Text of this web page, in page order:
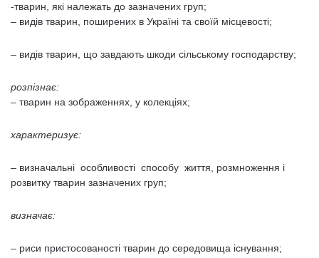
-тварин, які належать до зазначених груп;
– видів тварин, поширених в Україні та своїй місцевості;
– видів тварин, що завдають шкоди сільському господарству;
розпізнає:
– тварин на зображеннях, у колекціях;
характеризує:
– визначальні особливості способу життя, розмноження і
розвитку тварин зазначених груп;
визначає:
– риси пристосованості тварин до середовища існування;